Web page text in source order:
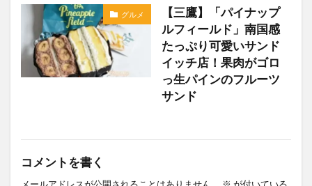
グルメ
【三鷹】「パイナップ
ルフィールド」南国感
たっぷり可愛いサンド
イッチ店！果肉がゴロ
っ生パインのフルーツ
サンド
コメントを書く